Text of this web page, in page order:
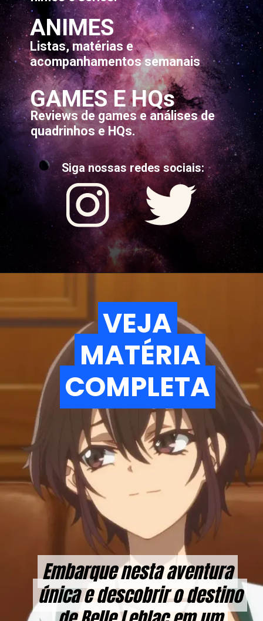
ANIMES
Listas, matérias e
acompanhamentos semanais
GAMES E HQs
Reviews de games e análises de
quadrinhos e HQs.
Siga nossas redes sociais:
Embarque nesta aventura
única e descobrir o destino
Embarque nesta aventura
única e descobrir o destino
VEJA
MATÉRIA
COMPLETA
VEJA
MATÉRIA
COMPLETA